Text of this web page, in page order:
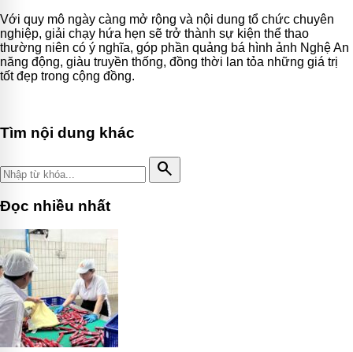
Với quy mô ngày càng mở rộng và nội dung tổ chức chuyên
nghiệp, giải chạy hứa hẹn sẽ trở thành sự kiện thể thao
thường niên có ý nghĩa, góp phần quảng bá hình ảnh Nghệ An
năng động, giàu truyền thống, đồng thời lan tỏa những giá trị
tốt đẹp trong cộng đồng.
Tìm nội dung khác
search
Đọc nhiều nhất